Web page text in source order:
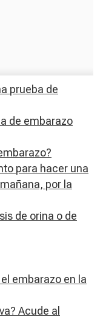
prueba de
de embarazo
para hacer una
por la
de orina o de
embarazo en la
Acude al